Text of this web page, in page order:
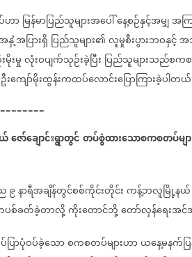
ဟာမြန်မာပြည်သူများအပေါ်နေ့စဉ်နှင့်အမျှအက
နှံ့အပြားရှိ ပြည်သူများ၏လူမှုစီးပွားဘဝနှင့်အ
မိုးမှုလုံးဝပျက်သုဉ်းခဲ့ပြီး ပြည်သူများသည်စက
ဦးကျော်မိုးထွန်းကထပ်လောင်းပြောကြားခဲ့ပါတ
ဇော်ချောင်းရွာတွင်တပ်စွဲထားသောစကစတပ်မျ
၉နာရီအချိန်တွင်စစ်ကိုင်းတိုင်းကန့်ဘလူမြို့နယ်
ပစ်ခတ်ခဲ့တာလို့ကိုးတောင်ဘို့တော်လှန်ရေးအ
ြာပုံဝပ်ခဲ့သောစကစတပ်များဟာယနေ့မနက်ပ